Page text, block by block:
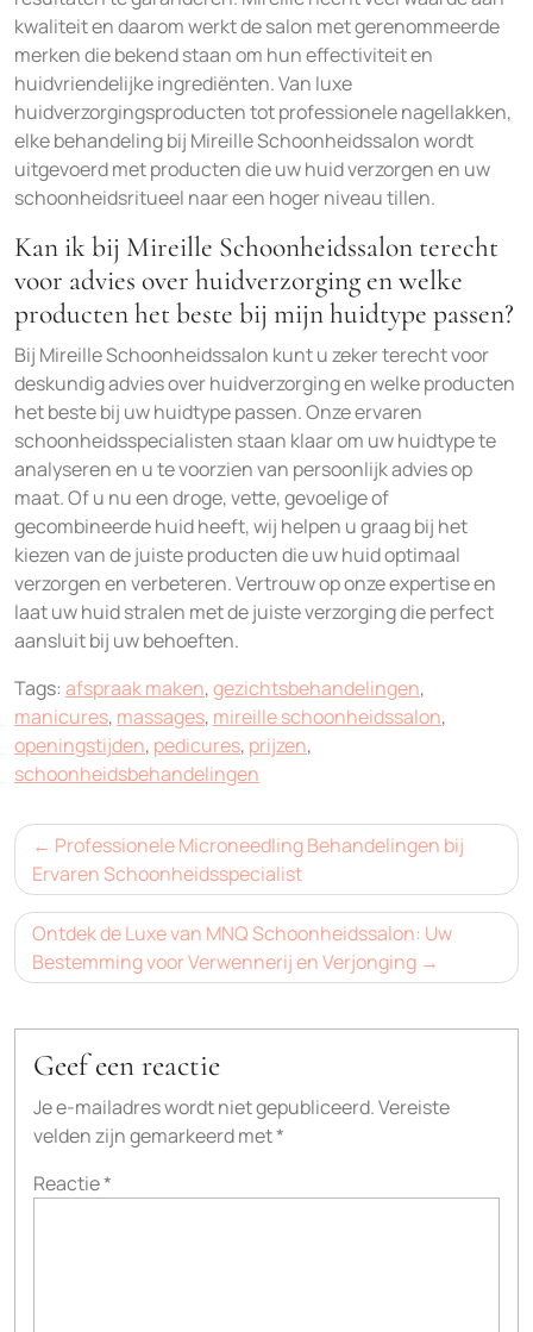
kwaliteit en daarom werkt de salon met gerenommeerde
merken die bekend staan om hun effectiviteit en
huidvriendelijke ingrediënten. Van luxe
huidverzorgingsproducten tot professionele nagellakken,
elke behandeling bij Mireille Schoonheidssalon wordt
uitgevoerd met producten die uw huid verzorgen en uw
schoonheidsritueel naar een hoger niveau tillen.
Kan ik bij Mireille Schoonheidssalon terecht
voor advies over huidverzorging en welke
producten het beste bij mijn huidtype passen?
Bij Mireille Schoonheidssalon kunt u zeker terecht voor
deskundig advies over huidverzorging en welke producten
het beste bij uw huidtype passen. Onze ervaren
schoonheidsspecialisten staan klaar om uw huidtype te
analyseren en u te voorzien van persoonlijk advies op
maat. Of u nu een droge, vette, gevoelige of
gecombineerde huid heeft, wij helpen u graag bij het
kiezen van de juiste producten die uw huid optimaal
verzorgen en verbeteren. Vertrouw op onze expertise en
laat uw huid stralen met de juiste verzorging die perfect
aansluit bij uw behoeften.
Tags: afspraak maken,gezichtsbehandelingen,
manicures, massages, mireille schoonheidssalon,
openingstijden, pedicures, prijzen,
schoonheidsbehandelingen
Bericht
navigatie
Professionele Microneedling Behandelingen bij
Ervaren Schoonheidsspecialist
Ontdek de Luxe van MNQ Schoonheidssalon: Uw
Bestemming voor Verwennerij en Verjonging
Geef een reactie
Je e-mailadres wordt niet gepubliceerd.Vereiste
velden zijn gemarkeerd met*
Reactie*